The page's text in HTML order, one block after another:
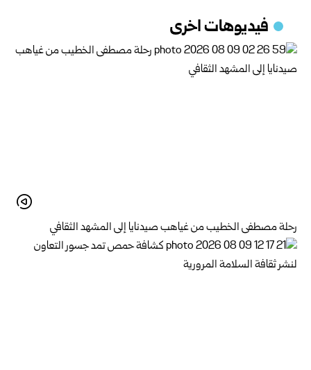
فيديوهات اخرى
رحلة مصطفى الخطيب من غياهب صيدنايا إلى المشهد الثقافي